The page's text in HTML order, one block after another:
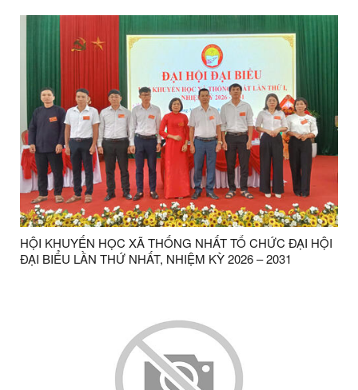
HỘI KHUYẾN HỌC XÃ THỐNG NHẤT TỔ CHỨC ĐẠI HỘI
ĐẠI BIỂU LẦN THỨ NHẤT, NHIỆM KỲ 2026 – 2031